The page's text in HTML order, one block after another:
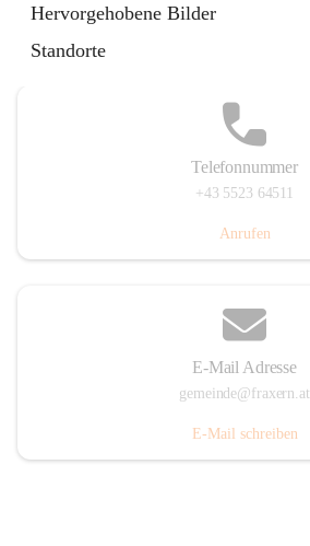
Hervorgehobene Bilder
Standorte
Telefonnummer
+43 5523 64511
Anrufen
E-Mail Adresse
gemeinde@fraxern.at
E-Mail schreiben